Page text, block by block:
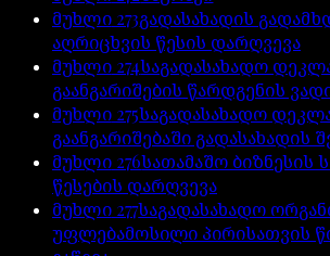
მუხლი 273გადასახადის
აღრიცხვის წესის დარღვევა
მუხლი 274საგადასახადო
გაანგარიშების წარდგენის
მუხლი 275საგადასახადო
გაანგარიშებაში გადასახადის
მუხლი 276სათამაშო ბიზნესის
წესების დარღვევა
მუხლი 277საგადასახადო
უფლებამოსილი პირისათვის